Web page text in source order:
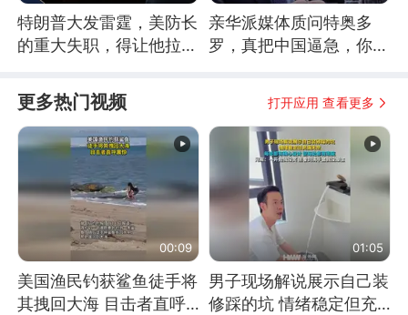
特朗普大发雷霆，美防长
的重大失职，得让他拉下
亲华派媒体质问特奥多
罗，真把中国逼急，你敢
更多热门视频 打开应用 查看更多
00:09
美国渔民钓获鲨鱼徒手将
其拽回大海 目击者直呼
01:05
男子现场解说展示自己装
修踩的坑 情绪稳定但充